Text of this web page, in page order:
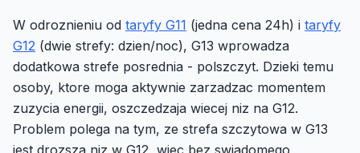
W odroznieniu od taryfy G11 (jedna cena 24h) i taryfy
G12 (dwie strefy: dzien/noc), G13 wprowadza
dodatkowa strefe posrednia - polszczyt. Dzieki temu
osoby, ktore moga aktywnie zarzadzac momentem
zuzycia energii, oszczedzaja wiecej niz na G12.
Problem polega na tym, ze strefa szczytowa w G13
jest drozsza niz w G12, wiec bez swiadomego